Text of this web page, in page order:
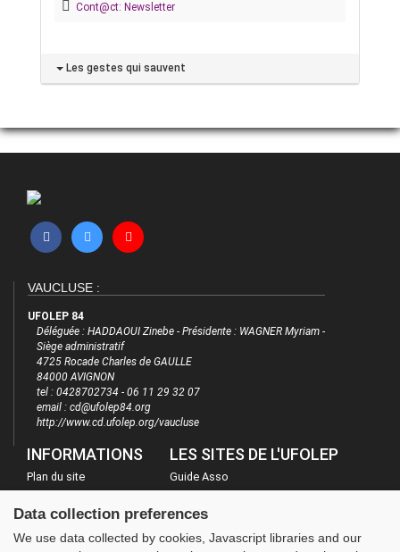
Cont@ct: Newsletter
Les gestes qui sauvent
VAUCLUSE :
UFOLEP 84
Déléguée : HADDAOUI Zinebe - Présidente : WAGNER Myriam -
Siège administratif
4725 Rocade Charles de GAULLE
84000 AVIGNON
tel : 0428702734 - 06 11 29 32 07
email : cd@ufolep84.org
http://www.cd.ufolep.org/vaucluse
INFORMATIONS
Plan du site
Mentions légales
Administration
LES SITES DE L'UFOLEP
Guide Asso
Inscriptions évènements
Data collection preferences
We use data collected by cookies, Javascript libraries and our